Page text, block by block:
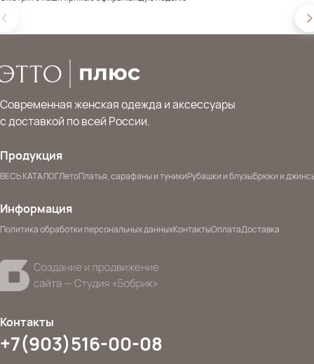
Современная женская одежда и аксессуары
с доставкой по всей России.
Продукция
ВЕСЬ КАТАЛОГЛетоПлатья, сарафаны и туникиРубашки и блузыБрюки и
Информация
Политика обработки персональных данныхКонтактыОплатаДоставка
Контакты
+7(903)516-00-08